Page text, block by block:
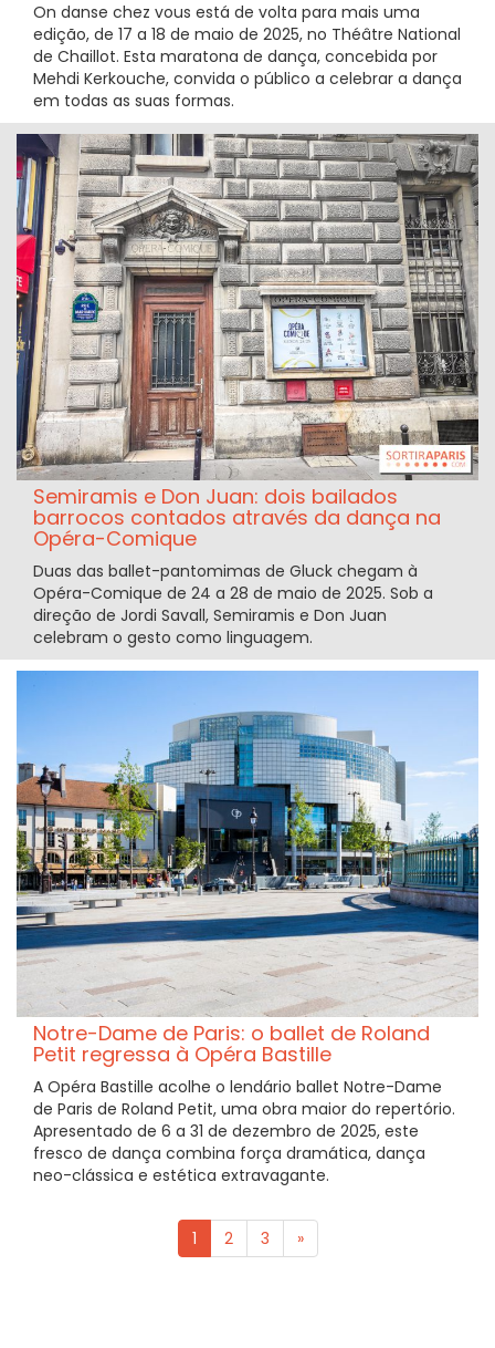
On danse chez vous está de volta para mais uma
edição, de 17 a 18 de maio de 2025, no Théâtre National
de Chaillot. Esta maratona de dança, concebida por
Mehdi Kerkouche, convida o público a celebrar a dança
em todas as suas formas.
Semiramis e Don Juan: dois bailados
barrocos contados através da dança na
Opéra-Comique
Duas das ballet-pantomimas de Gluck chegam à
Opéra-Comique de 24 a 28 de maio de 2025. Sob a
direção de Jordi Savall, Semiramis e Don Juan
celebram o gesto como linguagem.
Notre-Dame de Paris: o ballet de Roland
Petit regressa à Opéra Bastille
A Opéra Bastille acolhe o lendário ballet Notre-Dame
de Paris de Roland Petit, uma obra maior do repertório.
Apresentado de 6 a 31 de dezembro de 2025, este
fresco de dança combina força dramática, dança
neo-clássica e estética extravagante.
1 2 3 »